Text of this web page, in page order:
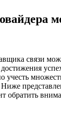
связи
учесть
обратить